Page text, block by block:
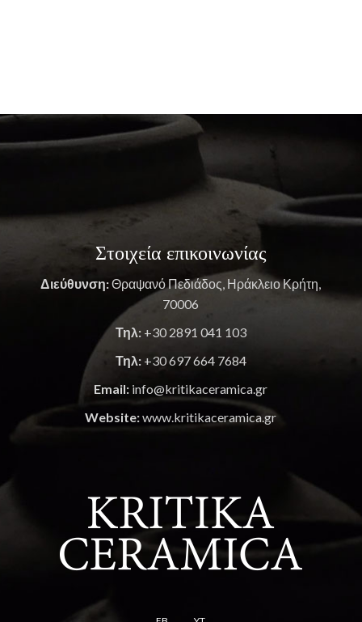
Στοιχεία επικοινωνίας
Διεύθυνση:Θραψανό Πεδιάδος, Ηράκλειο Κρήτη,
70006
Τηλ: +30 2891 041 103
Τηλ: +30 697 664 7684
Email: info@kritikaceramica.gr
Website:www.kritikaceramica.gr